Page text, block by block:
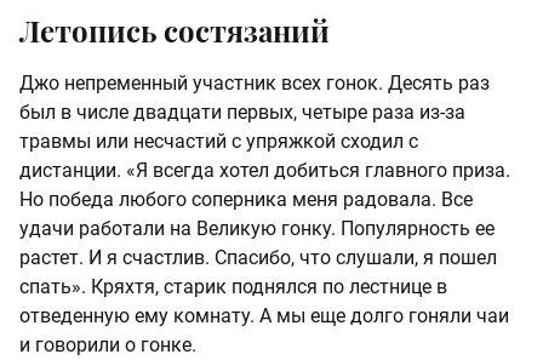
Летопись состязаний
Джо непременный участник всех гонок. Десять раз
был в числе двадцати первых, четыре раза из-за
травмы или несчастий с упряжкой сходил с
дистанции. «Я всегда хотел добиться главного приза.
Но победа любого соперника меня радовала. Все
удачи работали на Великую гонку. Популярность ее
растет. И я счастлив. Спасибо, что слушали, я пошел
спать». Кряхтя, старик поднялся по лестнице в
отведенную ему комнату. А мы еще долго гоняли чаи
и говорили о гонке.